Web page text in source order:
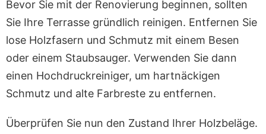
Bevor Sie mit der Renovierung beginnen, sollten
Sie Ihre Terrasse gründlich reinigen. Entfernen Sie
lose Holzfasern und Schmutz mit einem Besen
oder einem Staubsauger. Verwenden Sie dann
einen Hochdruckreiniger, um hartnäckigen
Schmutz und alte Farbreste zu entfernen.
Überprüfen Sie nun den Zustand Ihrer Holzbeläge.